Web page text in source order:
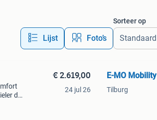
Lijst Foto’s
Sorteer op
de
€ 2.619,00
24 jul 26
E-MO Mobility
Tilburg